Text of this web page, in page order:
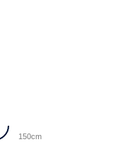
150cm